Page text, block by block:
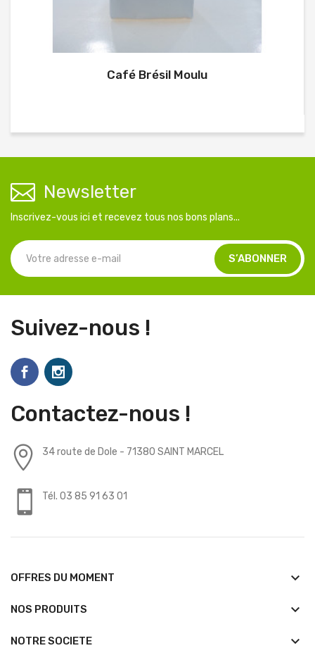
Café Brésil Moulu
Newsletter
Inscrivez-vous ici et recevez tous nos bons plans...
Suivez-nous !
Contactez-nous !
34 route de Dole - 71380 SAINT MARCEL
Tél. 03 85 91 63 01
OFFRES DU MOMENT keyboard_arrow_down
NOS PRODUITS keyboard_arrow_down
NOTRE SOCIETE keyboard_arrow_down